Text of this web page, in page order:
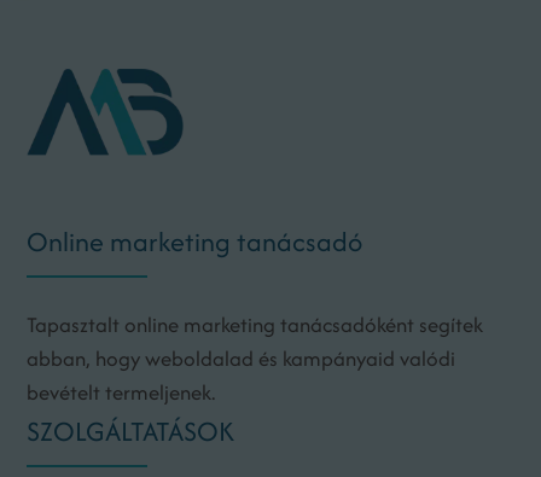
Online marketing tanácsadó
Tapasztalt online marketing tanácsadóként segítek
abban, hogy weboldalad és kampányaid valódi
bevételt termeljenek.
SZOLGÁLTATÁSOK